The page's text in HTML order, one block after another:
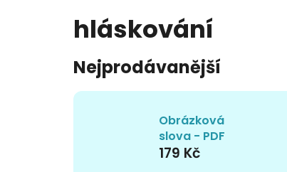
hláskování
Nejprodávanější
Obrázková
slova - PDF
179 Kč